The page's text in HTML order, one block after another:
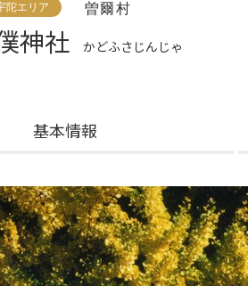
陀エリア 曽爾村
神社 かどふさじんじゃ
基本情報